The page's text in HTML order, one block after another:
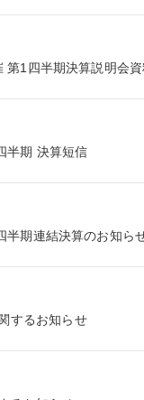
第1四半期決算説明会
半期 決算短信
半期連結決算のお知ら
するお知らせ